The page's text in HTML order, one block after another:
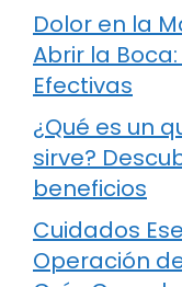
Dolor en la
Abrir la
Efectivas
¿Qué es un
sirve?
beneficios
Cuidados
Operación